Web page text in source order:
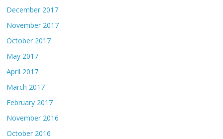
December 2017
November 2017
October 2017
May 2017
April 2017
March 2017
February 2017
November 2016
October 2016